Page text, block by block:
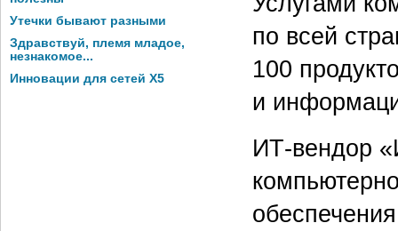
Утечки бывают разными
Здравствуй, племя младое,
незнакомое...
Инновации для сетей X5
по всей
100
и
ИТ-вендор